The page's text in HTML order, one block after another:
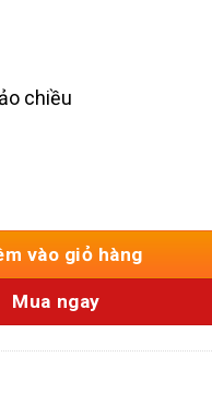
chiều
HD-962 số lượng
vào giỏ hàng
Mua ngay